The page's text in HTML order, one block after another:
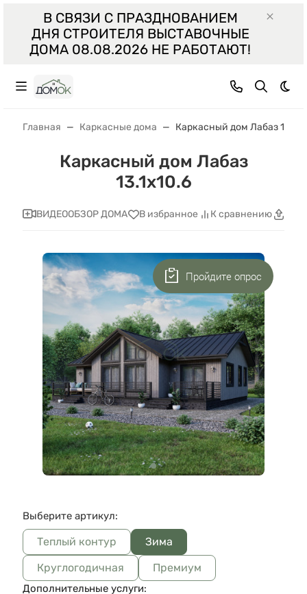
В СВЯЗИ С ПРАЗДНОВАНИЕМ
ДНЯ СТРОИТЕЛЯ ВЫСТАВОЧНЫЕ
ДОМА 08.08.2026 НЕ РАБОТАЮТ!
Главная Каркасные дома Каркасный дом Лабаз
Каркасный дом Лабаз
13.1х10.6
ВИДЕООБЗОР ДОМА В избранное К сравнению
Выберите артикул:
Теплый контур
Зима
Круглогодичная
Премиум
Дополнительные услуги:
Пройдите опрос